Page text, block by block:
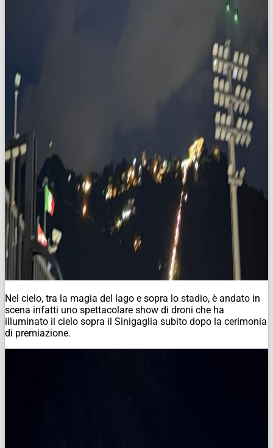
Nel cielo, tra la magia del lago e sopra lo stadio, è andato in
scena infatti uno spettacolare show di droni che ha
illuminato il cielo sopra il Sinigaglia subito dopo la cerimonia
di premiazione.